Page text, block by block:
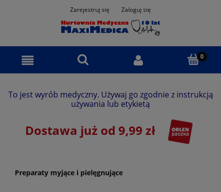
Zarejestruj się Zaloguj się
To jest wyrób medyczny. Używaj go zgodnie z instrukcją
używania lub etykietą
Dostawa już od 9,99 zł
Preparaty myjące i pielęgnujące